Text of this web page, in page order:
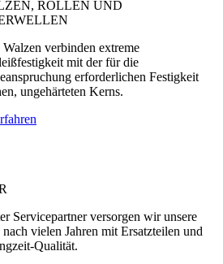
Walzen verbinden extreme
mit der für die
erforderlichen Festigkeit
ungehärteten Kerns.
Servicepartner versorgen wir unsere
vielen Jahren mit Ersatzteilen und
Qualität.